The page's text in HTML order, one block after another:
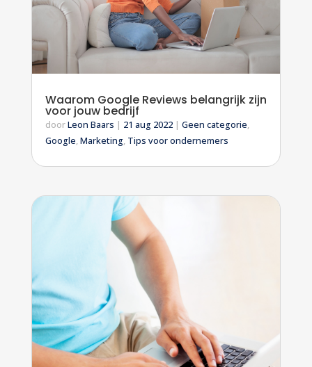
Waarom Google Reviews belangrijk zijn
voor jouw bedrijf
doorLeon Baars | 21 aug 2022| Geen categorie,
Google,Marketing, Tips voor ondernemers